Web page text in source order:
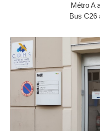
Métro A
Bus C26